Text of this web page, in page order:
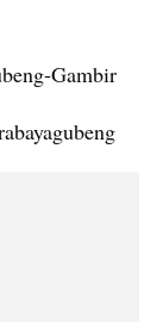
Gambir